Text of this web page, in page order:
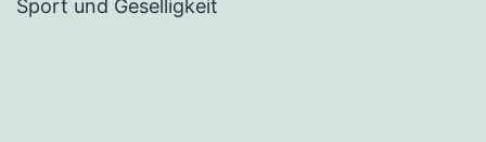
Sport und Geselligkeit